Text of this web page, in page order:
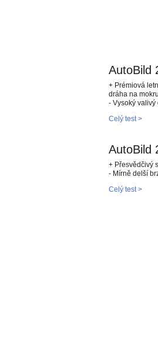
AutoBild
+ Prémiová
dráha na
- Vysoký valivý
Celý test >
AutoBild
+ Přesvědčivý
- Mírně delší
Celý test >